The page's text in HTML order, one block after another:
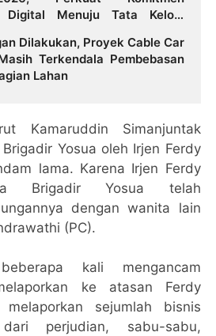
Digital Menuju Tata Kelola
Dilakukan, Proyek Cable Car
Terkendala Pembebasan
Lahan
Kamaruddin Simanjuntak
Yosua oleh Irjen Ferdy
lama. Karena Irjen Ferdy
Brigadir Yosua telah
dengan wanita lain
(PC).
kali mengancam
ke atasan Ferdy
melaporkan sejumlah bisnis
perjudian, sabu-sabu,